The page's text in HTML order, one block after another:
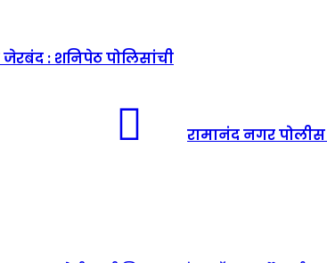
: शनिपेठ पोलिसांची
रामानंद नगर